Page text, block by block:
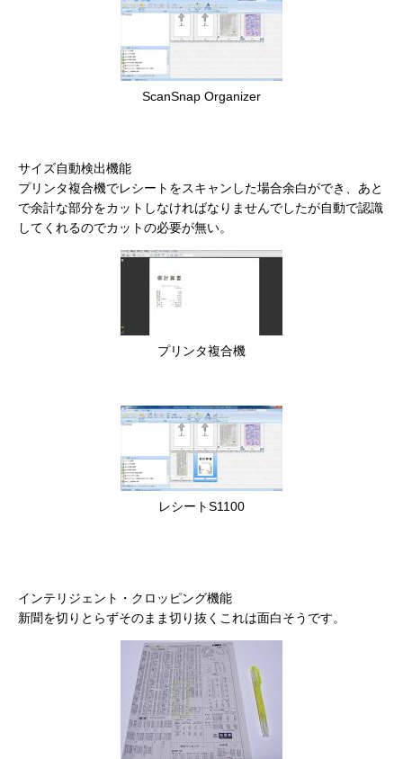
ScanSnap Organizer
サイズ自動検出機能
プリンタ複合機でレシートをスキャンした場合余白ができ、あと
で余計な部分をカットしなければなりませんでしたが自動で認識
してくれるのでカットの必要が無い。
プリンタ複合機
レシートS1100
インテリジェント・クロッピング機能
新聞を切りとらずそのまま切り抜くこれは面白そうです。